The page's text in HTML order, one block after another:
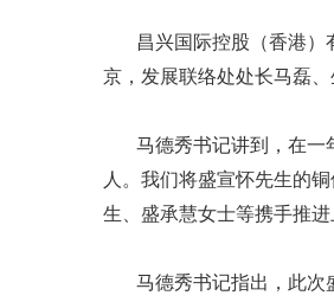
昌兴国际控股（香港）有
京，发展联络处处长马磊
马德秀书记讲到，在一年
人。我们将盛宣怀先生的
生、盛承慧女士等携手推
马德秀书记指出，此次盛